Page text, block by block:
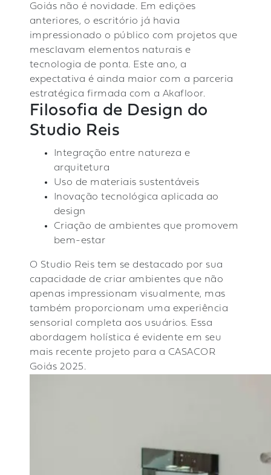
Goiás não é novidade. Em edições
anteriores, o escritório já havia
impressionado o público com projetos que
mesclavam elementos naturais e
tecnologia de ponta. Este ano, a
expectativa é ainda maior com a parceria
estratégica firmada com a Akafloor.
Filosofia de Design do
Studio Reis
Integração entre natureza e
arquitetura
Uso de materiais sustentáveis
Inovação tecnológica aplicada ao
design
Criação de ambientes que promovem
bem-estar
O Studio Reis tem se destacado por sua
capacidade de criar ambientes que não
apenas impressionam visualmente, mas
também proporcionam uma experiência
sensorial completa aos usuários. Essa
abordagem holística é evidente em seu
mais recente projeto para a CASACOR
Goiás 2025.